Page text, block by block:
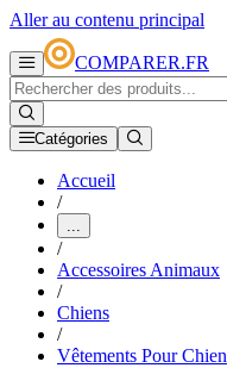
Aller au contenu principal
COMPARER.FR
Catégories
Accueil
/
...
/
Accessoires Animaux
/
Chiens
/
Vêtements Pour Chien